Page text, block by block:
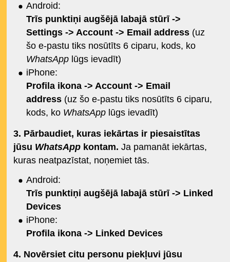
Android:
Trīs punktiņi augšējā labajā stūrī ->
Settings -> Account -> Email address (uz
šo e-pastu tiks nosūtīts 6 ciparu, kods, ko
WhatsApplūgs ievadīt)
iPhone:
Profila ikona -> Account -> Email
address (uz šo e-pastu tiks nosūtīts 6 ciparu,
kods, ko WhatsApplūgs ievadīt)
3. Pārbaudiet, kuras iekārtas ir piesaistītas
jūsu WhatsAppkontam. Ja pamanāt iekārtas,
kuras neatpazīstat, noņemiet tās.
Android:
Trīs punktiņi augšējā labajā stūrī -> Linked
Devices
iPhone:
Profila ikona -> Linked Devices
4. Novērsiet citu personu piekļuvi jūsu